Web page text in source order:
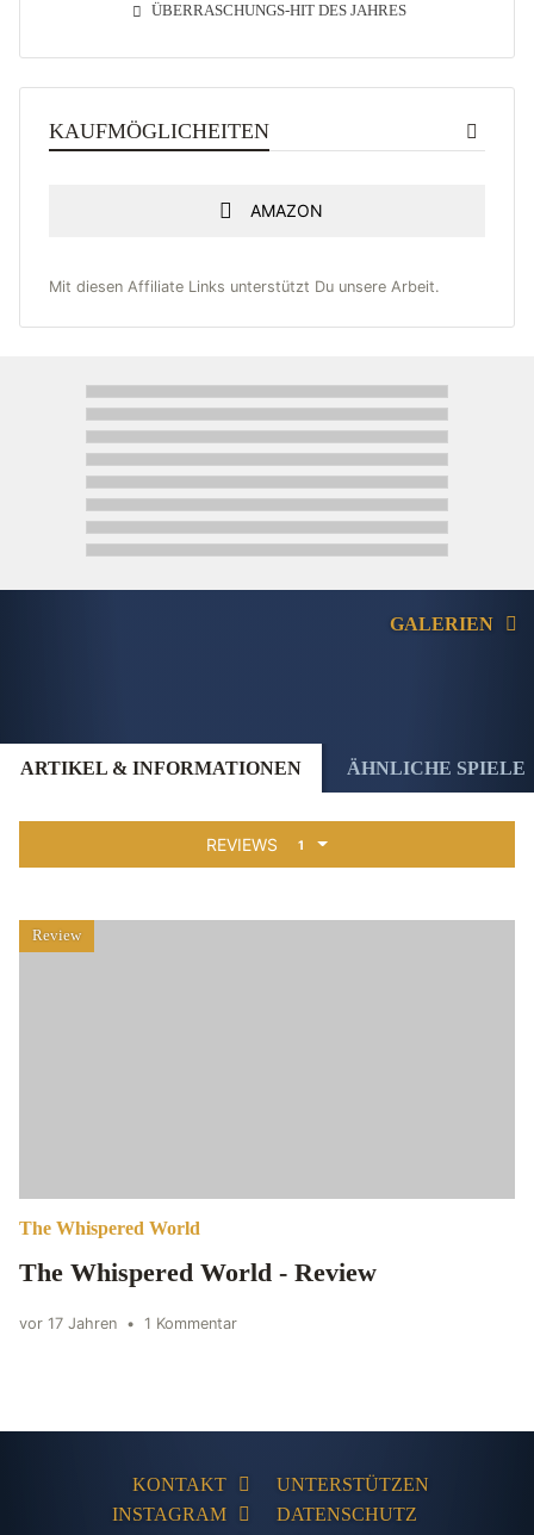
ÜBERRASCHUNGS-HIT DES JAHRES
KAUFMÖGLICHEITEN
AMAZON
Mit diesen Affiliate Links unterstützt Du unsere Arbeit.
GALERIEN
ARTIKEL & INFORMATIONEN ÄHNLICHE SPIELE
Review
The Whispered World
The Whispered World - Review
vor 17 Jahren • 1 Kommentar
REVIEWS 1
KONTAKT
INSTAGRAM
UNTERSTÜTZEN
DATENSCHUTZ